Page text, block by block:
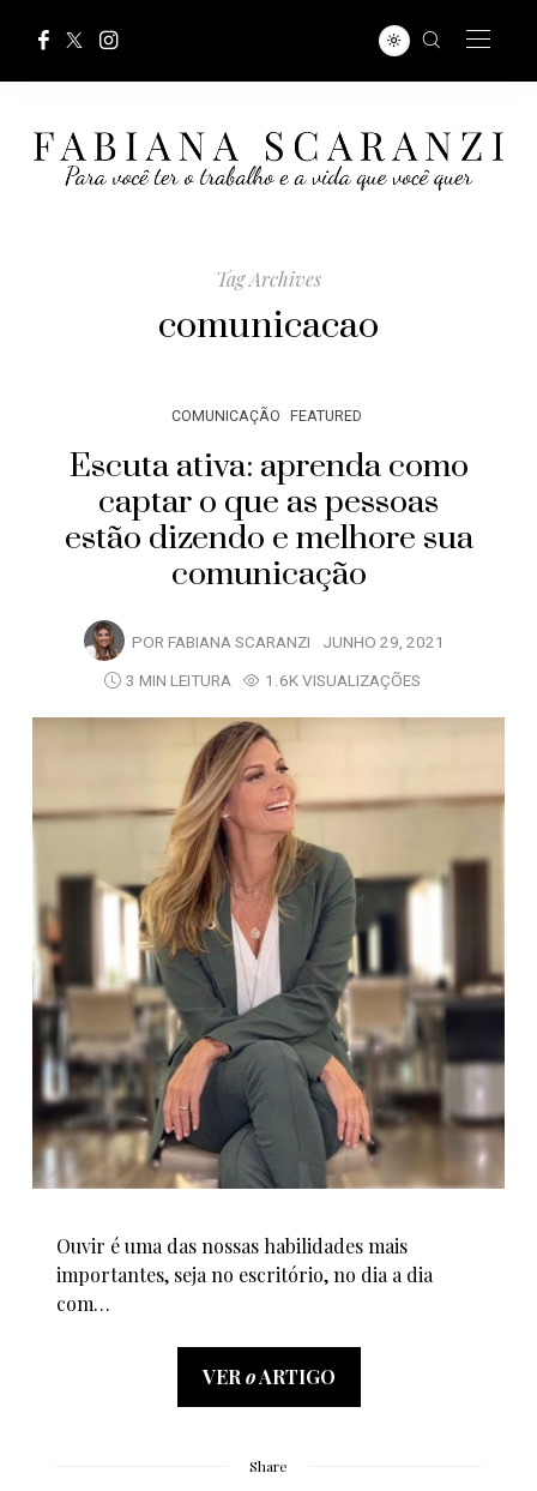
Tag Archives
comunicacao
COMUNICAÇÃO FEATURED
Escuta ativa: aprenda como
captar o que as pessoas
estão dizendo e melhore sua
comunicação
POR FABIANA SCARANZI JUNHO 29, 2021
3 MIN LEITURA
1.6K VISUALIZAÇÕES
Ouvir é uma das nossas habilidades mais
importantes, seja no escritório, no dia a dia
com…
VER oARTIGO
Share